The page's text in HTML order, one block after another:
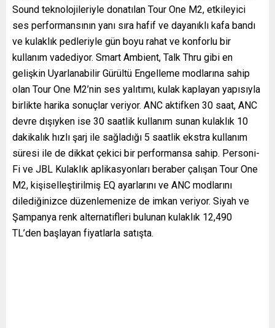
Sound teknolojileriyle donatılan Tour One M2, etkileyici
ses performansının yanı sıra hafif ve dayanıklı kafa bandı
ve kulaklık pedleriyle gün boyu rahat ve konforlu bir
kullanım vadediyor. Smart Ambient, Talk Thru gibi en
gelişkin Uyarlanabilir Gürültü Engelleme modlarına sahip
olan Tour One M2’nin ses yalıtımı, kulak kaplayan yapısıyla
birlikte harika sonuçlar veriyor. ANC aktifken 30 saat, ANC
devre dışıyken ise 30 saatlik kullanım sunan kulaklık 10
dakikalık hızlı şarj ile sağladığı 5 saatlik ekstra kullanım
süresi ile de dikkat çekici bir performansa sahip. Personi-
Fi ve JBL Kulaklık aplikasyonları beraber çalışan Tour One
M2, kişiselleştirilmiş EQ ayarlarını ve ANC modlarını
dilediğinizce düzenlemenize de imkan veriyor. Siyah ve
Şampanya renk alternatifleri bulunan kulaklık 12,490
TL’den başlayan fiyatlarla satışta.